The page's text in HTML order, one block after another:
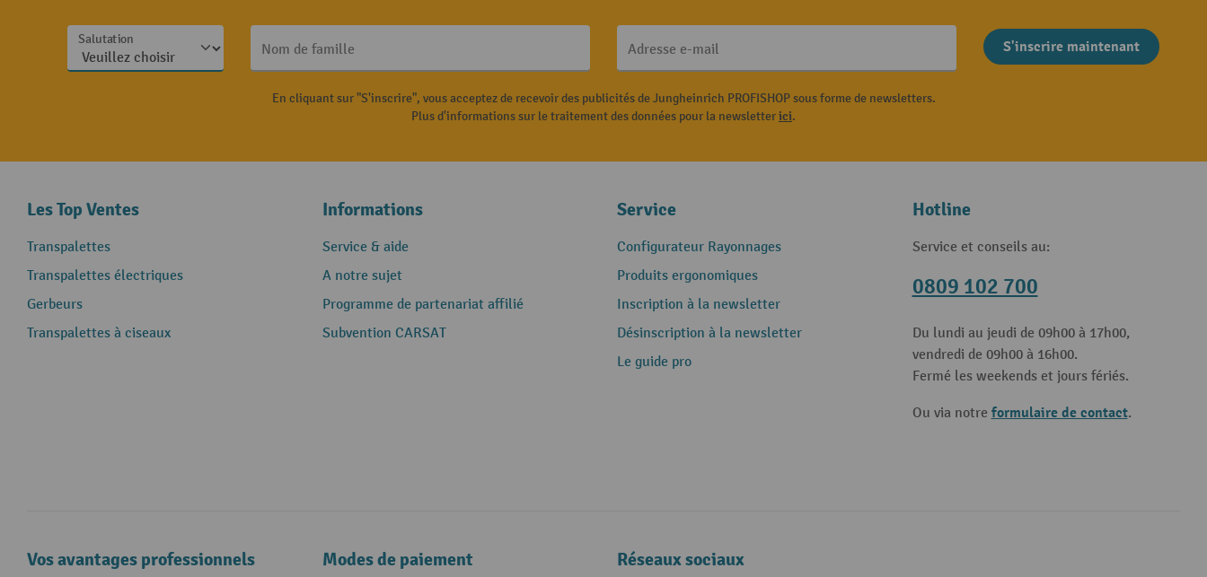
Salutation
Nom de famille Adresse e-mail S'inscrire maintenant
En cliquant sur "S'inscrire", vous acceptez de recevoir des publicités de Jungheinrich PROFISHOP sous forme de newsletters.
Plus d'informations sur le traitement des données pour la newsletterici.
Les Top Ventes
Transpalettes
Transpalettes électriques
Gerbeurs
Transpalettes à ciseaux
Informations
Service & aide
A notre sujet
Programme de partenariat affilié
Subvention CARSAT
Service
Configurateur Rayonnages
Produits ergonomiques
Inscription à la newsletter
Désinscription à la newsletter
Le guide pro
Hotline
Service et conseils au:
0809 102 700
Du lundi au jeudi de 09h00 à 17h00,
vendredi de 09h00 à 16h00.
Fermé les weekends et jours fériés.
Ou via notre formulaire de contact.
Vos avantages professionnels Modes de paiement Réseaux sociaux